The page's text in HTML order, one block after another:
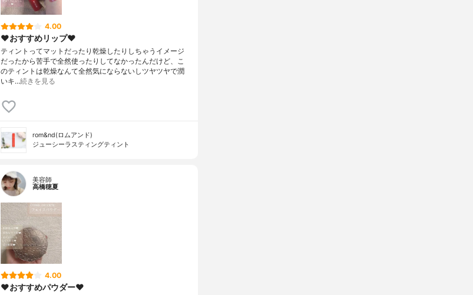
4.00
❤︎おすすめリップ❤︎
ティントってマットだったり乾燥したりしちゃうイメージ
だったから苦手で全然使ったりしてなかったんだけど、こ
のティントは乾燥なんて全然気にならないしツヤツヤで潤
いキ…続きを見る
rom&nd(ロムアンド)
ジューシーラスティングティント
美容師
高橋穂夏
4.00
❤︎おすすめパウダー❤︎